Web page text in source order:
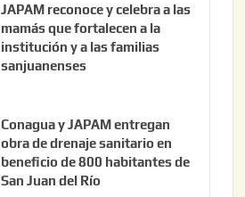
JAPAM reconoce y celebra a las
mamás que fortalecen a la
institución y a las familias
sanjuanenses
Conagua y JAPAM entregan
obra de drenaje sanitario en
beneficio de 800 habitantes de
San Juan del Río